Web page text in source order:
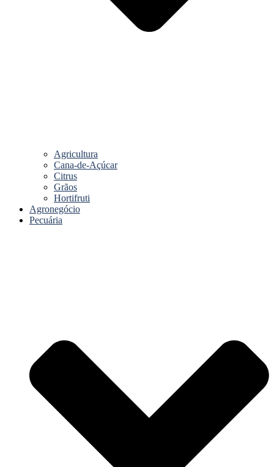
Agricultura
Cana-de-Açúcar
Citrus
Grãos
Hortifruti
Agronegócio
Pecuária